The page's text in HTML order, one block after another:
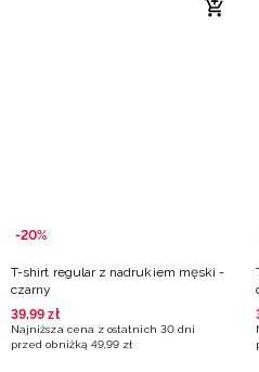
-20%
T-shirt regular z nadrukiem męski -
czarny
39,99 zł
Najniższa cena z ostatnich 30 dni
przed obniżką 49,99 zł